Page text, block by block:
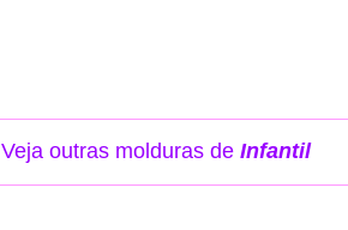
Veja outras molduras de Infantil